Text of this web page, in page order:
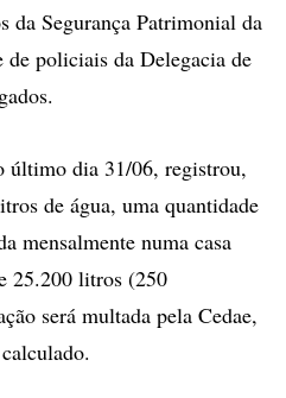
da Segurança Patrimonial da
de policiais da Delegacia de
último dia 31/06, registrou,
de água, uma quantidade
mensalmente numa casa
25.200 litros (250
será multada pela Cedae,